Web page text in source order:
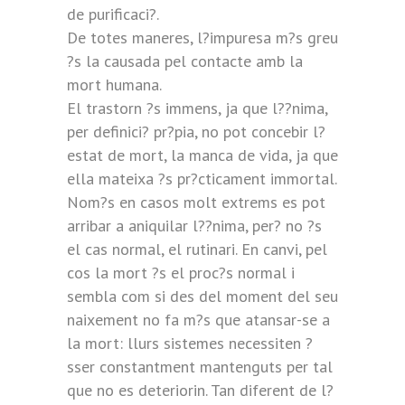
de purificaci?.
De totes maneres, l?impuresa m?s greu
?s la causada pel contacte amb la
mort humana.
El trastorn ?s immens, ja que l??nima,
per definici? pr?pia, no pot concebir l?
estat de mort, la manca de vida, ja que
ella mateixa ?s pr?cticament immortal.
Nom?s en casos molt extrems es pot
arribar a aniquilar l??nima, per? no ?s
el cas normal, el rutinari. En canvi, pel
cos la mort ?s el proc?s normal i
sembla com si des del moment del seu
naixement no fa m?s que atansar-se a
la mort: llurs sistemes necessiten ?
sser constantment mantenguts per tal
que no es deteriorin. Tan diferent de l?